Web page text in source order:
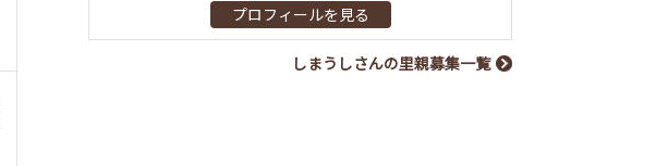
プロフィールを見る
しまうしさんの里親募集一覧